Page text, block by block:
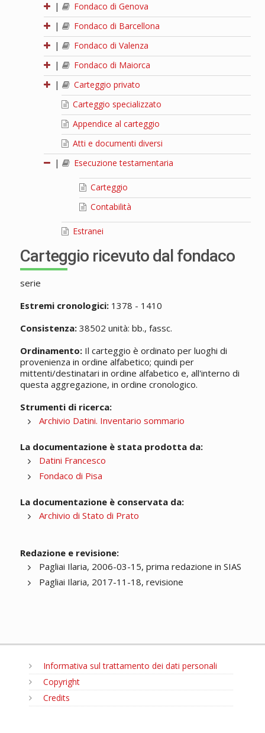
|
Fondaco di Genova
|
Fondaco di Barcellona
|
Fondaco di Valenza
|
Fondaco di Maiorca
|
Carteggio privato
Carteggio specializzato
Appendice al carteggio
Atti e documenti diversi
|
Esecuzione testamentaria
Carteggio
Contabilità
Estranei
Carteggio ricevuto dal fondaco
serie
Estremi cronologici:1378 - 1410
Consistenza:38502 unità: bb., fassc.
Ordinamento:Il carteggio è ordinato per luoghi di
provenienza in ordine alfabetico; quindi per
mittenti/destinatari in ordine alfabetico e, all'interno di
questa aggregazione, in ordine cronologico.
Strumenti di ricerca:
Archivio Datini. Inventario sommario
La documentazione è stata prodotta da:
Datini Francesco
Fondaco di Pisa
La documentazione è conservata da:
Archivio di Stato di Prato
Redazione e revisione:
Pagliai Ilaria, 2006-03-15, prima redazione in SIAS
Pagliai Ilaria, 2017-11-18, revisione
Informativa sul trattamento dei dati personali
Copyright
Credits